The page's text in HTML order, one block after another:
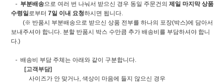
- 부분배송으로 여러 번 나눠서 받으신 경우 동일 주문건의 제일 마지막 상품
수령일로부터 7일 이내 요청하시면 됩니다.
(※ 반품시 부분배송으로 받으신 상품 전부를 하나의 포장(박스)에 담아서
보내주셔야 합니다. 분할 반품시 박스 수만큼 추가 배송비를 부담하셔야 합니
다.)
- 배송비 부담 주체는 아래와 같이 구분합니다.
[고객부담]
사이즈가 안 맞거나, 색상이 마음에 들지 않으신 경우